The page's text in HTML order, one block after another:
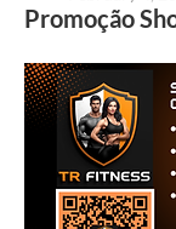
Promoção